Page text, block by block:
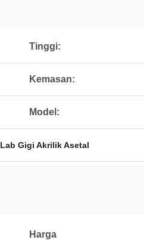
Tinggi:
Kemasan:
Model:
Lab Gigi Akrilik Asetal
Harga